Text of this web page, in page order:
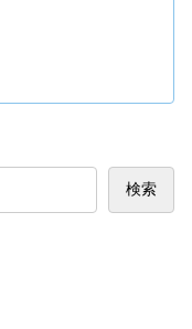
検索